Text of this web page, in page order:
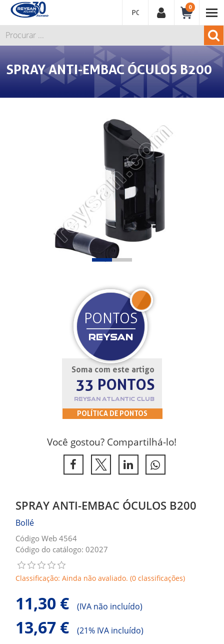
PORTUGUÊS
0
SPRAY ANTI-EMBAC ÓCULOS B200
Soma com este artigo
33 PONTOS
REYSAN ATLANTIC CLUB
POLÍTICA DE PONTOS
PONTOS
REYSAN
JOIN
Você gostou? Compartilhá-lo!
SPRAY ANTI-EMBAC ÓCULOS B200
Bollé
Código Web 4564
Código do catálogo: 02027
Classificação: Ainda não avaliado. (0 classificações)
11,30 € (IVA não incluído)
13,67 € (21% IVA incluído)